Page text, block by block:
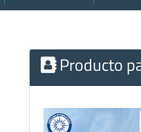
Producto